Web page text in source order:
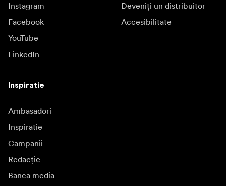
Instagram
Facebook
YouTube
LinkedIn
Deveniți un distribuitor
Accesibilitate
Inspiratie
Ambasadori
Inspiratie
Campanii
Redacție
Banca media